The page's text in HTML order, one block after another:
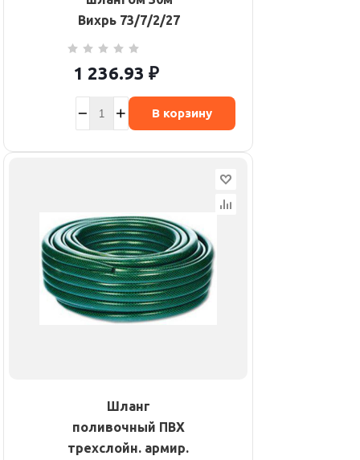
Вихрь 73/7/2/27
1 236.93 ₽
В корзину
Шланг
поливочный ПВХ
трехслойн. армир.